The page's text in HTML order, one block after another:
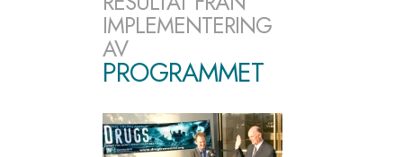
IMPLEMENTERING
AV
PROGRAMMET